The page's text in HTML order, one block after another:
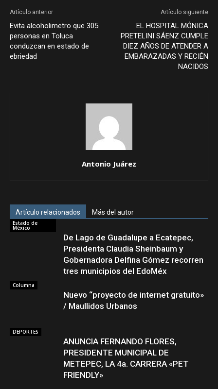
Artículo anterior
Evita alcoholimetro que 305
personas en Toluca
conduzcan en estado de
ebriedad
Artículo siguiente
EL HOSPITAL MÓNICA
PRETELINI SÁENZ CUMPLE
DIEZ AÑOS DE ATENDER A
EMBARAZADAS Y RECIÉN
NACIDOS
Antonio Juárez
Artículo relacionados Más del autor
Estado de
México
De Lago de Guadalupe a Ecatepec,
Presidenta Claudia Sheinbaum y
Gobernadora Delfina Gómez recorren
tres municipios del EdoMéx
Columna
Nuevo “proyecto de internet gratuito»
/ Maullidos Urbanos
DEPORTES
ANUNCIA FERNANDO FLORES,
PRESIDENTE MUNICIPAL DE
METEPEC, LA 4a. CARRERA «PET
FRIENDLY»